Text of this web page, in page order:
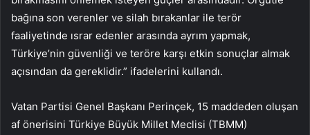
bağına son verenler ve silah bırakanlar ile terör
faaliyetinde ısrar edenler arasında ayrım yapmak,
Türkiye’nin güvenliği ve teröre karşı etkin sonuçlar almak
açısından da gereklidir.” ifadelerini kullandı.
Vatan Partisi Genel Başkanı Perinçek, 15 maddeden oluşan
af önerisini Türkiye Büyük Millet Meclisi (TBMM)